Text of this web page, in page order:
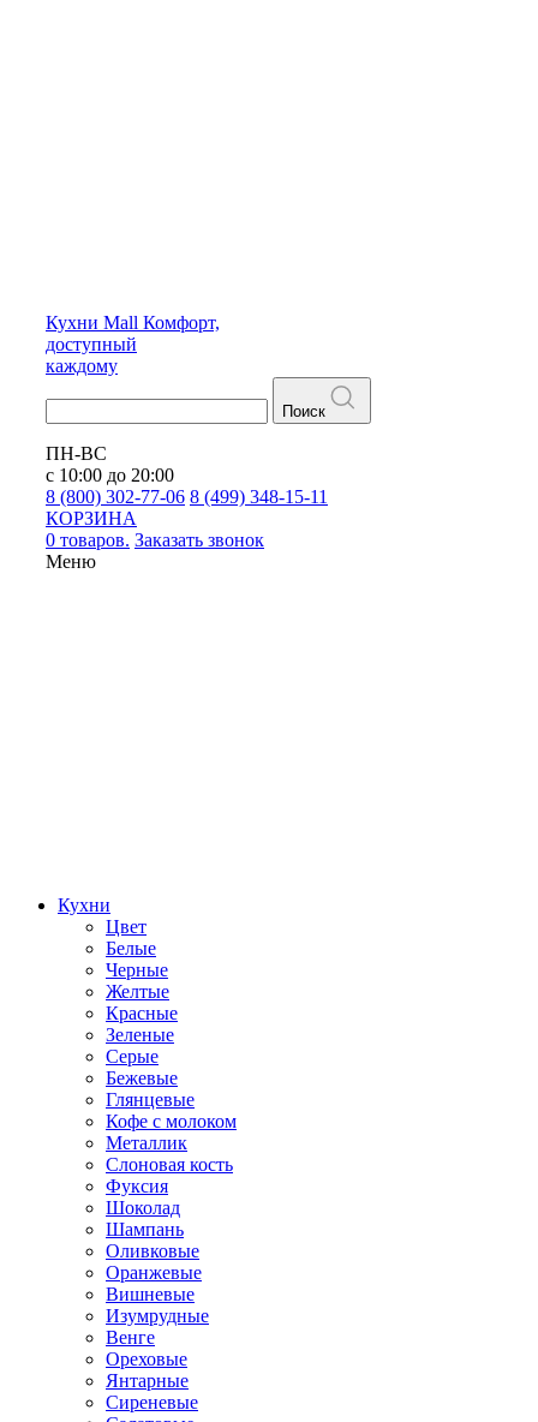
Кухни Mall Комфорт,
доступный
каждому
Поиск
ПН-ВС
с 10:00 до 20:00
8 (800) 302-77-06 8 (499) 348-15-11
КОРЗИНА
0 товаров. Заказать звонок
Меню
Кухни
Цвет
Белые
Черные
Желтые
Красные
Зеленые
Серые
Бежевые
Глянцевые
Кофе с молоком
Металлик
Слоновая кость
Фуксия
Шоколад
Шампань
Оливковые
Оранжевые
Вишневые
Изумрудные
Венге
Ореховые
Янтарные
Сиреневые